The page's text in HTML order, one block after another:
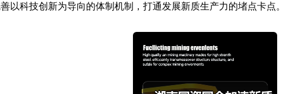
科技创新为导向的体制机制，打通发展新质生产力的堵点卡点。